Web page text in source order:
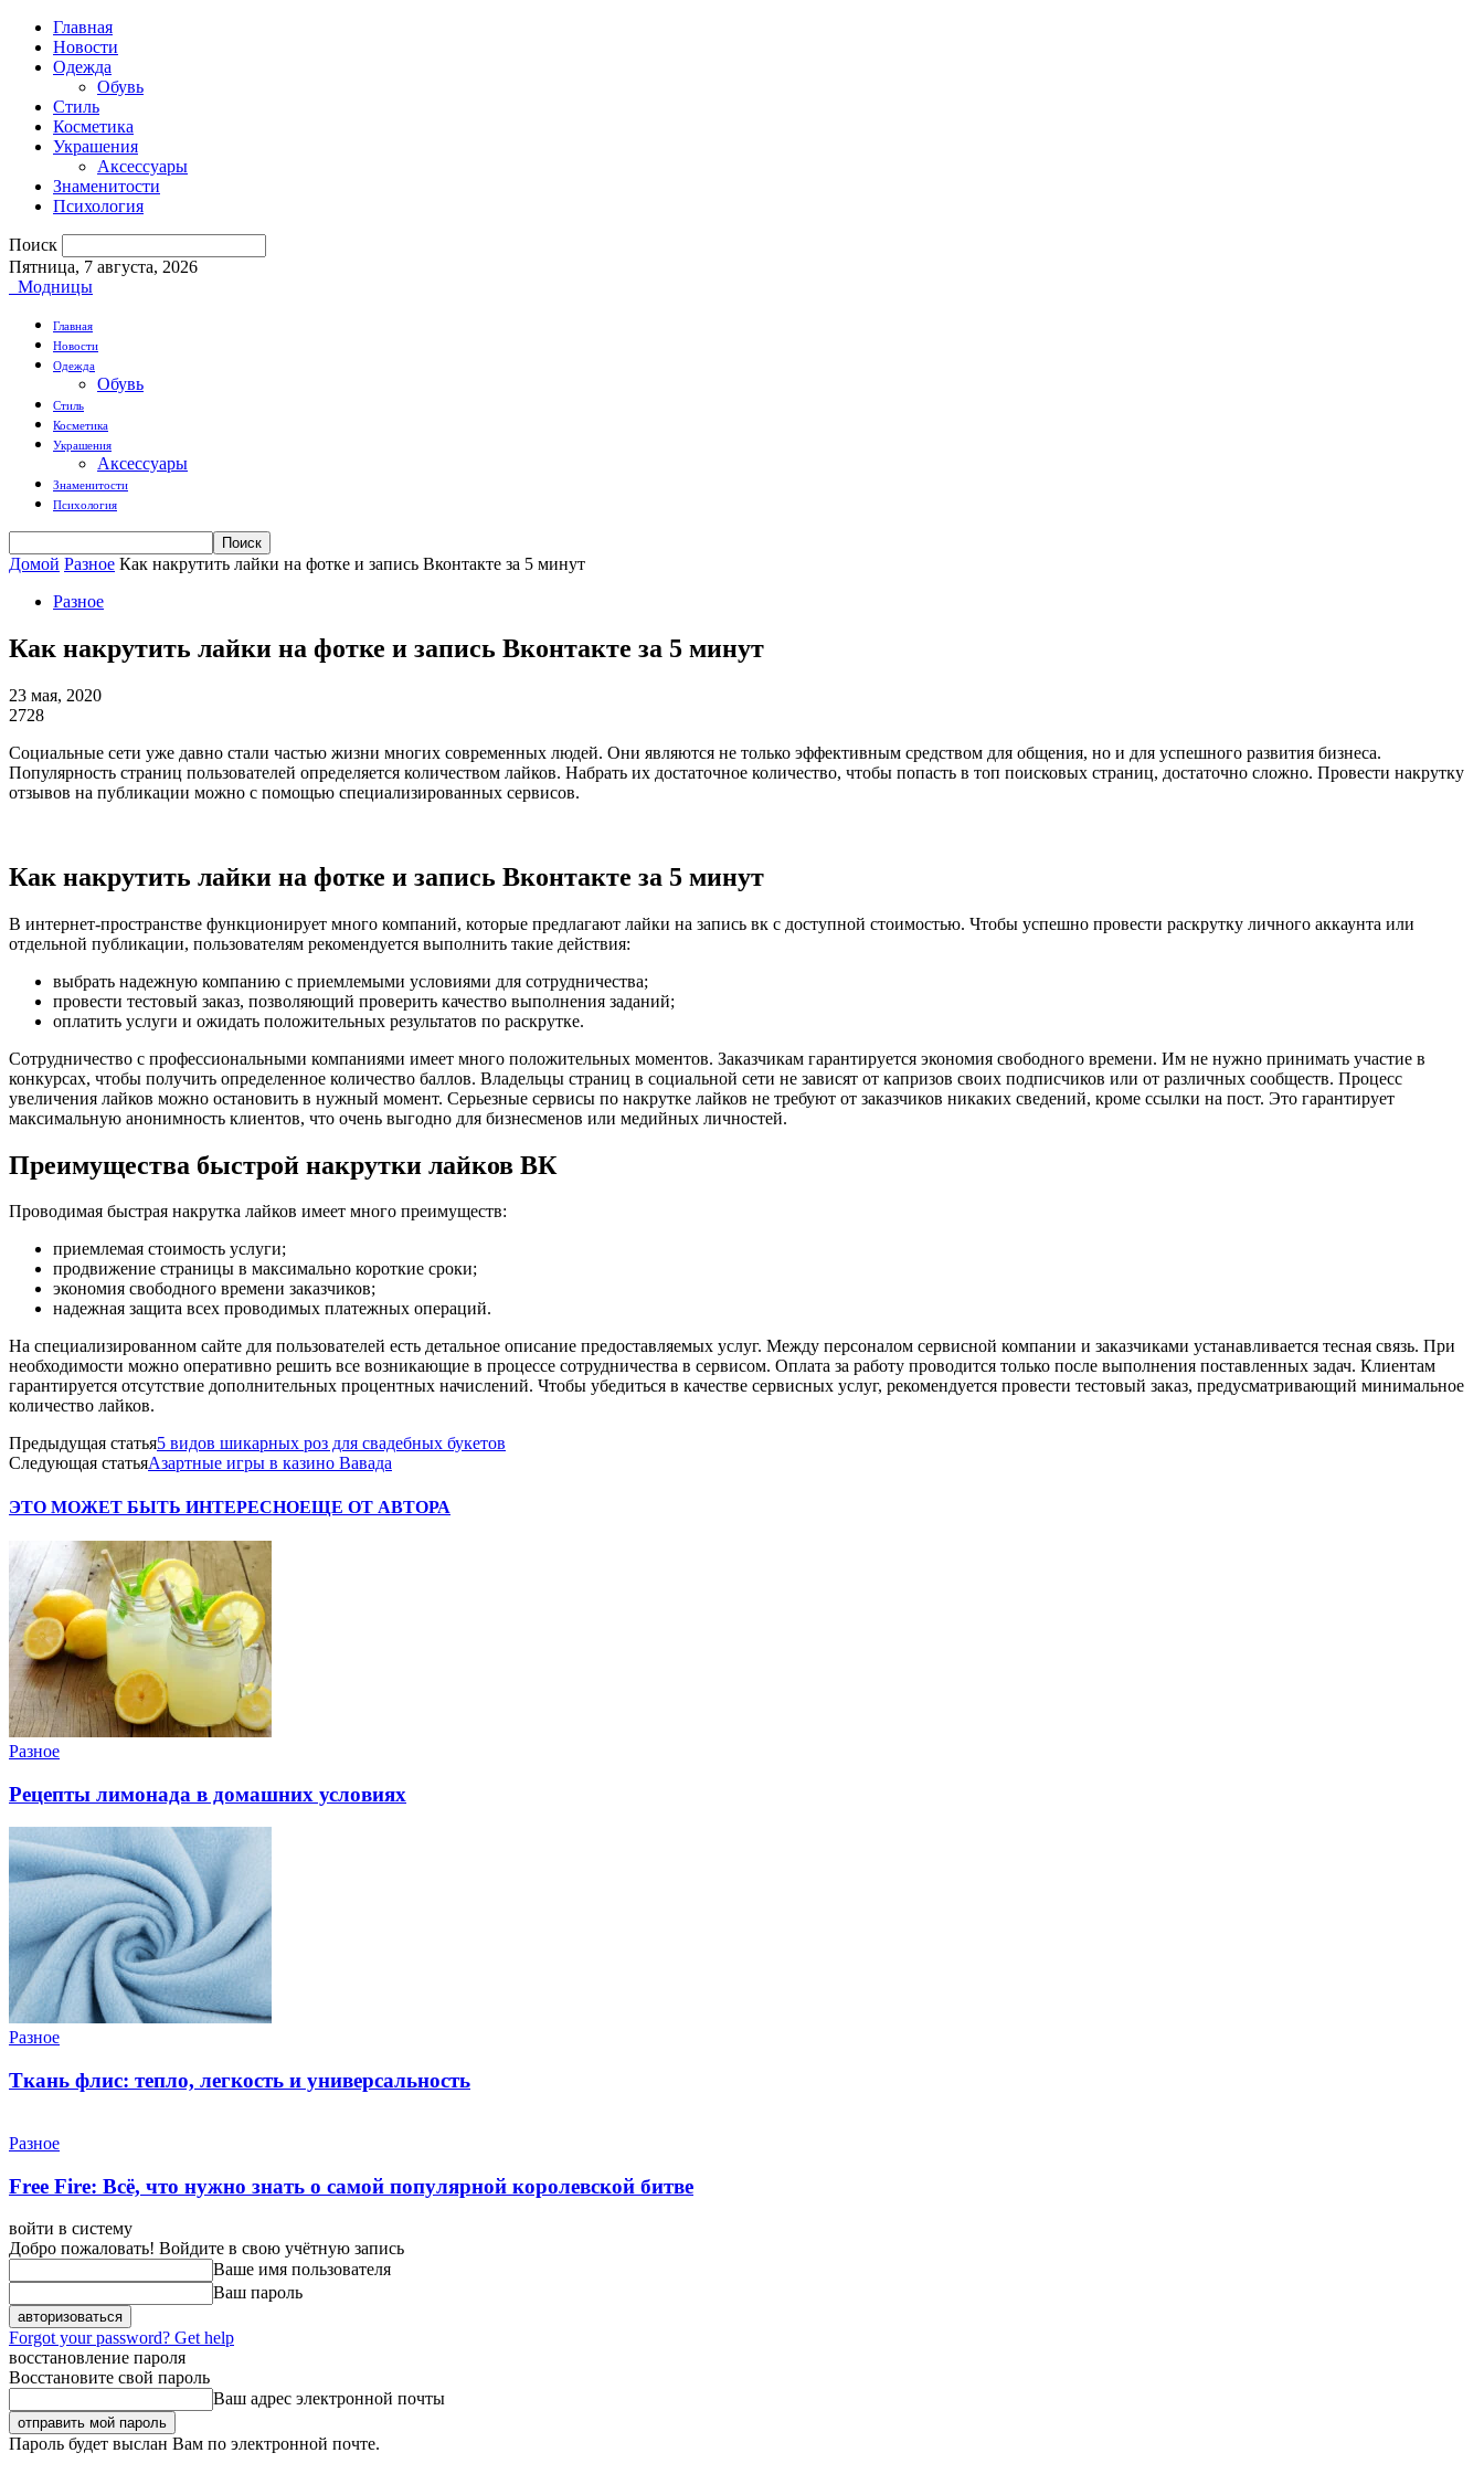
Главная
Новости
Одежда
Обувь
Стиль
Косметика
Украшения
Аксессуары
Знаменитости
Психология
Поиск
Пятница, 7 августа, 2026
Модницы
Главная
Новости
Одежда
Обувь
Стиль
Косметика
Украшения
Аксессуары
Знаменитости
Психология
Домой Разное Как накрутить лайки на фотке и запись Вконтакте за 5 минут
Разное
Как накрутить лайки на фотке и запись Вконтакте за 5 минут
23 мая, 2020
2728
Социальные сети уже давно стали частью жизни многих современных людей. Они являются не только эффективным средством для общения, но и для успешного развития бизнеса.
Популярность страниц пользователей определяется количеством лайков. Набрать их достаточное количество, чтобы попасть в топ поисковых страниц, достаточно сложно. Провести накрутку
отзывов на публикации можно с помощью специализированных сервисов.
Как накрутить лайки на фотке и запись Вконтакте за 5 минут
В интернет-пространстве функционирует много компаний, которые предлагают лайки на запись вк с доступной стоимостью. Чтобы успешно провести раскрутку личного аккаунта или
отдельной публикации, пользователям рекомендуется выполнить такие действия:
выбрать надежную компанию с приемлемыми условиями для сотрудничества;
провести тестовый заказ, позволяющий проверить качество выполнения заданий;
оплатить услуги и ожидать положительных результатов по раскрутке.
Сотрудничество с профессиональными компаниями имеет много положительных моментов. Заказчикам гарантируется экономия свободного времени. Им не нужно принимать участие в
конкурсах, чтобы получить определенное количество баллов. Владельцы страниц в социальной сети не зависят от капризов своих подписчиков или от различных сообществ. Процесс
увеличения лайков можно остановить в нужный момент. Серьезные сервисы по накрутке лайков не требуют от заказчиков никаких сведений, кроме ссылки на пост. Это гарантирует
максимальную анонимность клиентов, что очень выгодно для бизнесменов или медийных личностей.
Преимущества быстрой накрутки лайков ВК
Проводимая быстрая накрутка лайков имеет много преимуществ:
приемлемая стоимость услуги;
продвижение страницы в максимально короткие сроки;
экономия свободного времени заказчиков;
надежная защита всех проводимых платежных операций.
На специализированном сайте для пользователей есть детальное описание предоставляемых услуг. Между персоналом сервисной компании и заказчиками устанавливается тесная связь. При
необходимости можно оперативно решить все возникающие в процессе сотрудничества в сервисом. Оплата за работу проводится только после выполнения поставленных задач. Клиентам
гарантируется отсутствие дополнительных процентных начислений. Чтобы убедиться в качестве сервисных услуг, рекомендуется провести тестовый заказ, предусматривающий минимальное
количество лайков.
Предыдущая статья5 видов шикарных роз для свадебных букетов
Следующая статьяАзартные игры в казино Вавада
ЭТО МОЖЕТ БЫТЬ ИНТЕРЕСНОЕЩЕ ОТ АВТОРА
Разное
Рецепты лимонада в домашних условиях
Разное
Ткань флис: тепло, легкость и универсальность
Разное
Free Fire: Всё, что нужно знать о самой популярной королевской битве
войти в систему
Добро пожаловать! Войдите в свою учётную запись
Ваше имя пользователя
Ваш пароль
Forgot your password? Get help
восстановление пароля
Восстановите свой пароль
Ваш адрес электронной почты
Пароль будет выслан Вам по электронной почте.